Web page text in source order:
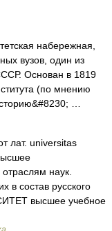
набережная,
вузов, один из
Основан в 1819
(по мнению
…
лат. universitas
наук.
в состав русского
высшее учебное